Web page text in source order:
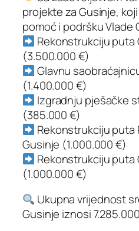
projekte za Gusinje,
pomoć i podršku Vlade
Rekonstrukciju puta
(3.500.000 €)
Glavnu
(1.400.000 €)
Izgradnju pješačke
(385.000 €)
Rekonstrukciju puta
Gusinje (1.000.000 €)
Rekonstrukciju puta
(1.000.000 €)
Ukupna vrijednost
Gusinje iznosi